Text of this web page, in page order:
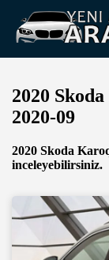
2020
2020-09
2020 Skoda
inceleyebilirsiniz.